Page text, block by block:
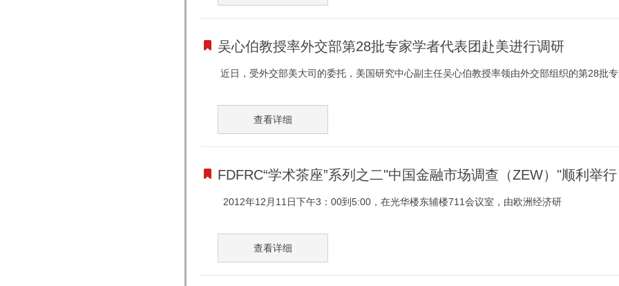
吴心伯教授率外交部第28批专家学者代表团赴美进行调研
近日，受外交部美大司的委托，美国研究中心副主任吴心伯教授率领由外交部组织的第28批
查看详细
FDFRC“学术茶座”系列之二"中国金融市场调查（ZEW）"顺利举行
2012年12月11日下午3：00到5:00，在光华楼东辅楼711会议室，由欧洲经济研
查看详细